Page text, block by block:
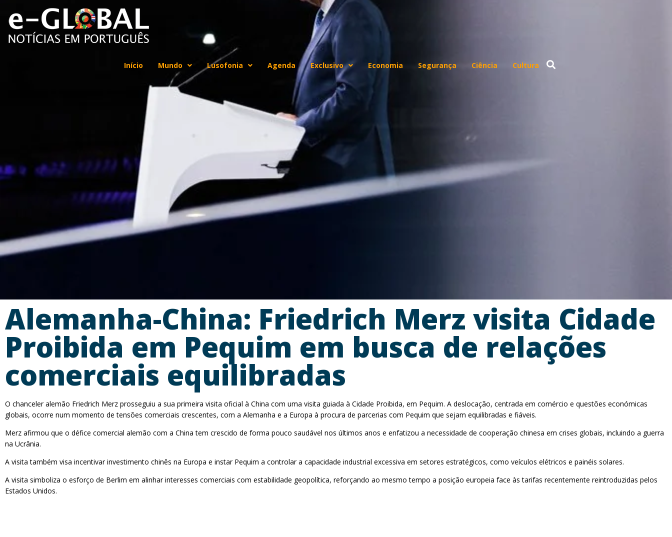
Início Mundo Lusofonia Agenda Exclusivo Economia Segurança Ciência Cultura
Alemanha-China: Friedrich Merz visita Cidade
Proibida em Pequim em busca de relações
comerciais equilibradas
O chanceler alemão Friedrich Merz prosseguiu a sua primeira visita oficial à China com uma visita guiada à Cidade Proibida, em Pequim. A deslocação, centrada em comércio e questões económicas
globais, ocorre num momento de tensões comerciais crescentes, com a Alemanha e a Europa à procura de parcerias com Pequim que sejam equilibradas e fiáveis.
Merz afirmou que o défice comercial alemão com a China tem crescido de forma pouco saudável nos últimos anos e enfatizou a necessidade de cooperação chinesa em crises globais, incluindo a guerra
na Ucrânia.
A visita também visa incentivar investimento chinês na Europa e instar Pequim a controlar a capacidade industrial excessiva em setores estratégicos, como veículos elétricos e painéis solares.
A visita simboliza o esforço de Berlim em alinhar interesses comerciais com estabilidade geopolítica, reforçando ao mesmo tempo a posição europeia face às tarifas recentemente reintroduzidas pelos
Estados Unidos.